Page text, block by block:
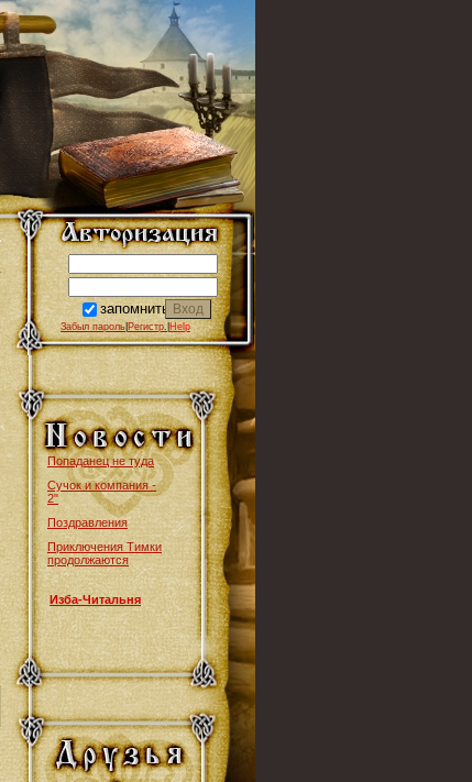
запомнить
Забыл пароль Регистр. Help
Попаданец не туда
Сучок и компания -
2"
Поздравления
Приключения Тимки
продолжаются
Изба-Читальня